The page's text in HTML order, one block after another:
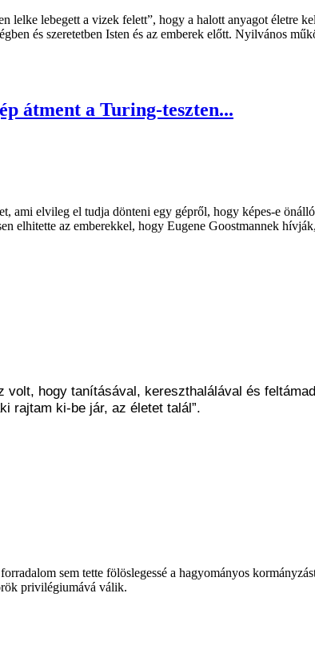
lelke lebegett a vizek felett”, hogy a halott anyagot életre
és szeretetben Isten és az emberek előtt. Nyilvános
átment a Turing-teszten...
ami elvileg el tudja dönteni egy gépről, hogy képes-e
elhitette az emberekkel, hogy Eugene Goostmannek
volt, hogy tanításával, kereszthalálával és
rajtam ki-be jár, az életet talál”.
sem tette fölöslegessé a hagyományos
privilégiumává válik.